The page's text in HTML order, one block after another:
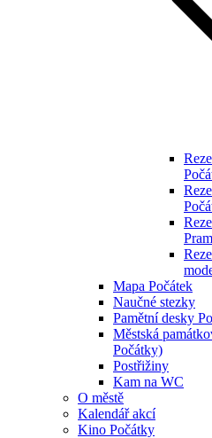
Mapa Počátek
Naučné stezky
Pamětní desky
Městská
Počátky)
Postřižiny
Kam na WC
O městě
Kalendář akcí
Kino Počátky